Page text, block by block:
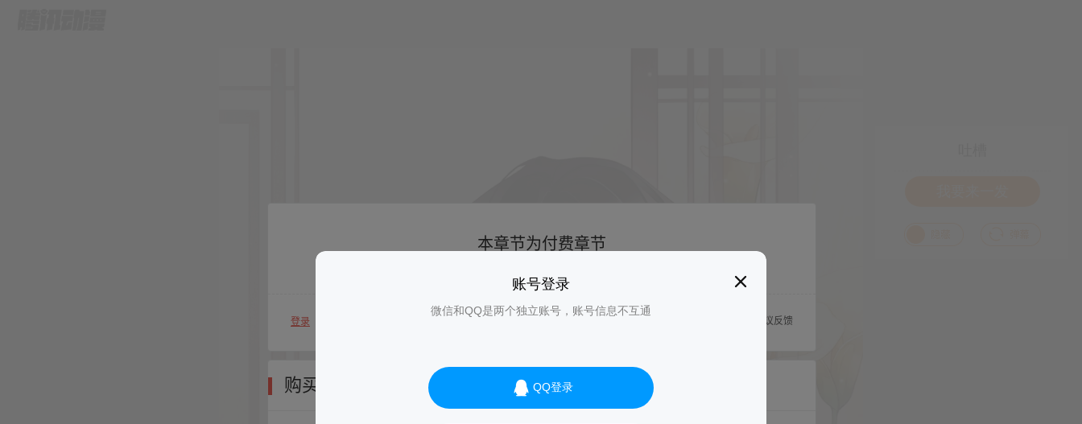
账号登录
微信和QQ是两个独立账号，账号信息不互通
QQ登录